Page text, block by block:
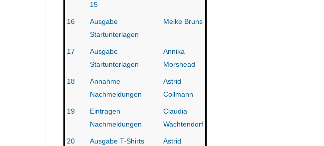
15
16
Ausgabe
Startunterlagen
Meike Bruns
17
Ausgabe
Startunterlagen
Annika
Morshead
18
Annahme
Nachmeldungen
Astrid
Collmann
19
Eintragen
Nachmeldungen
Claudia
Wachtendorf
20 Ausgabe T-Shirts
Astrid